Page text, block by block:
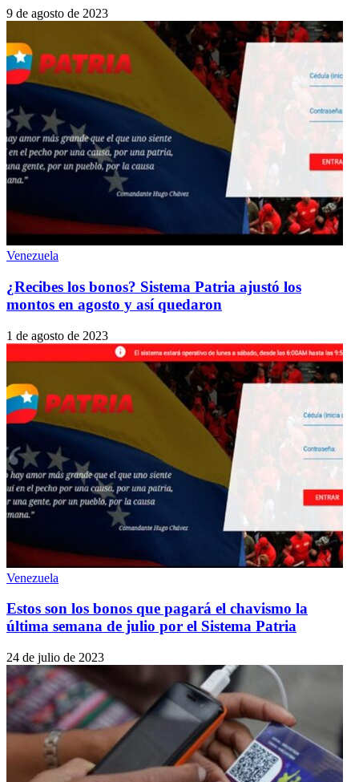
9 de agosto de 2023
Venezuela
¿Recibes los bonos? Sistema Patria ajustó los
montos en agosto y así quedaron
1 de agosto de 2023
Venezuela
Estos son los bonos que pagará el chavismo la
última semana de julio por el Sistema Patria
24 de julio de 2023